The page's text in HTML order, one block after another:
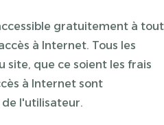
gratuitement à tout
à Internet. Tous les
site, que ce soient les frais
à Internet sont
l'utilisateur.